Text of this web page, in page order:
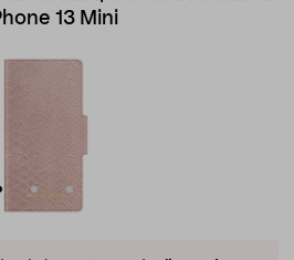
13 Mini